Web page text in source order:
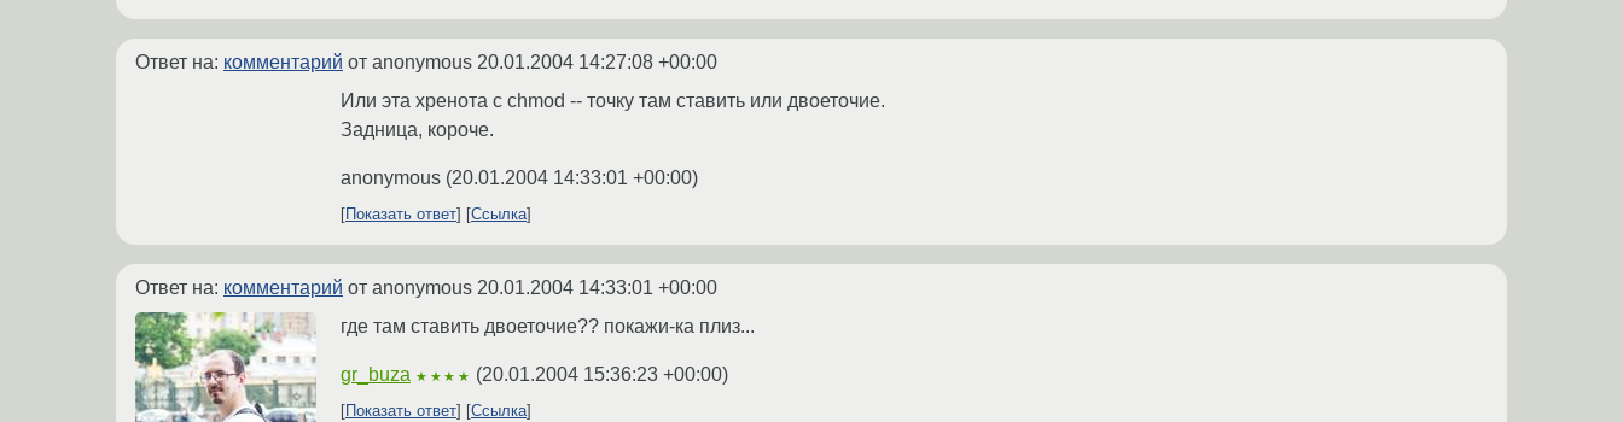
Ответ на: комментарий от anonymous 20.01.2004 14:27:08 +00:00
Или эта хренота с chmod -- точку там ставить или двоеточие.
Задница, короче.
anonymous (20.01.2004 14:33:01 +00:00)
Показать ответ Ссылка
Ответ на: комментарий от anonymous 20.01.2004 14:33:01 +00:00
где там ставить двоеточие?? покажи-ка плиз...
gr_buza ★★★★ (20.01.2004 15:36:23 +00:00)
Показать ответ Ссылка